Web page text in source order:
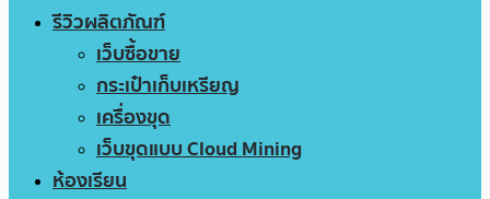
รีวิวผลิตภัณฑ์
เว็บซื้อขาย
กระเป๋าเก็บเหรียญ
เครื่องขุด
เว็บขุดแบบ Cloud Mining
ห้องเรียน